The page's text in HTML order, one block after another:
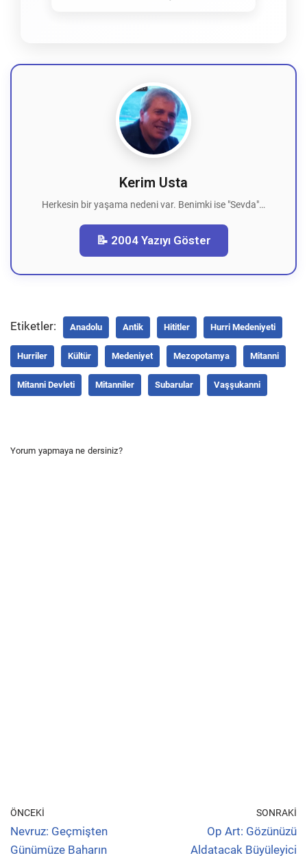
Kerim Usta
Herkesin bir yaşama nedeni var. Benimki ise "Sevda"…
📝 2004 Yazıyı Göster
Etiketler: Anadolu Antik Hititler Hurri Medeniyeti
Hurriler Kültür Medeniyet Mezopotamya Mitanni
Mitanni Devleti Mitanniler Subarular Vaşşukanni
Yorum yapmaya ne dersiniz?
ÖNCEKI
Nevruz: Geçmişten
Günümüze Baharın
SONRAKI
Op Art: Gözünüzü
Aldatacak Büyüleyici